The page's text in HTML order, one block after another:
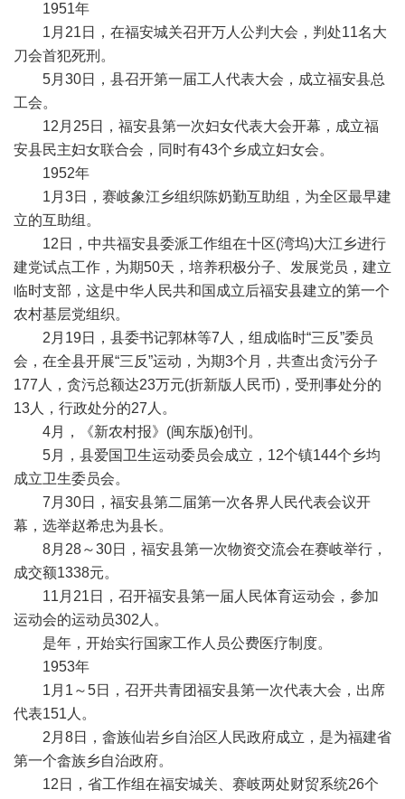
1951年
1月21日，在福安城关召开万人公判大会，判处11名大
刀会首犯死刑。
5月30日，县召开第一届工人代表大会，成立福安县总
工会。
12月25日，福安县第一次妇女代表大会开幕，成立福
安县民主妇女联合会，同时有43个乡成立妇女会。
1952年
1月3日，赛岐象江乡组织陈奶勤互助组，为全区最早建
立的互助组。
12日，中共福安县委派工作组在十区(湾坞)大江乡进行
建党试点工作，为期50天，培养积极分子、发展党员，建立
临时支部，这是中华人民共和国成立后福安县建立的第一个
农村基层党组织。
2月19日，县委书记郭林等7人，组成临时“三反”委员
会，在全县开展“三反”运动，为期3个月，共查出贪污分子
177人，贪污总额达23万元(折新版人民币)，受刑事处分的
13人，行政处分的27人。
4月，《新农村报》(闽东版)创刊。
5月，县爱国卫生运动委员会成立，12个镇144个乡均
成立卫生委员会。
7月30日，福安县第二届第一次各界人民代表会议开
幕，选举赵希忠为县长。
8月28～30日，福安县第一次物资交流会在赛岐举行，
成交额1338元。
11月21日，召开福安县第一届人民体育运动会，参加
运动会的运动员302人。
是年，开始实行国家工作人员公费医疗制度。
1953年
1月1～5日，召开共青团福安县第一次代表大会，出席
代表151人。
2月8日，畲族仙岩乡自治区人民政府成立，是为福建省
第一个畲族乡自治政府。
12日，省工作组在福安城关、赛岐两处财贸系统26个